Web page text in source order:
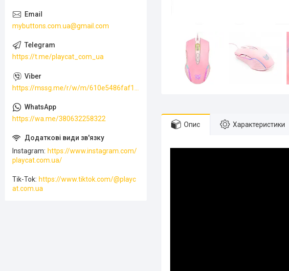
Опис Характеристики
mybuttons.com.ua@gmail.com
https://t.me/playcat_com_ua
https://mssg.me/r/w/m/610e5486faf13f001ffc23dc
https://wa.me/380632258322
Instagram
https://www.instagram.com/
playcat.com.ua/
Tik-Tok https://www.tiktok.com/@playc
at.com.ua